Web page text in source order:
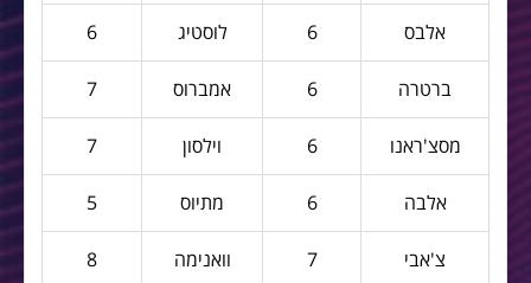
אלבס 6 לוסטיג 6
ברטרה 6 אמברוס 7
מסצ'ראנו 6 וילסון 7
אלבה 6 מתיוס 5
צ'אבי 7 וואנימה 8